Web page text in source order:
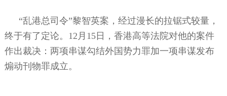
“乱港总司令”黎智英案，经过漫长的拉锯式较量，
终于有了定论。
12 月 15日，香港高等法院对他的案件
作出裁决：两项串谋勾结外国势力罪加一项串谋发布
煽动刊物罪成立。